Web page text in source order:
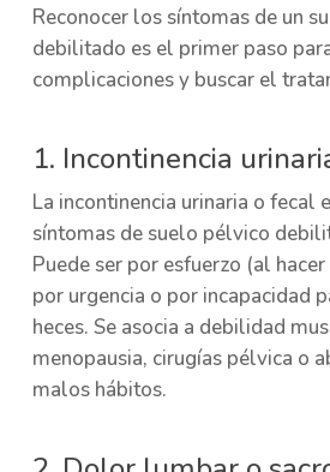
Reconocer los síntomas de un
debilitado es el primer paso
complicaciones y buscar el
1. Incontinencia
La incontinencia urinaria o fecal
síntomas de suelo pélvico
Puede ser por esfuerzo (al
por urgencia o por incapacidad
heces. Se asocia a debilidad
menopausia, cirugías pélvica o
malos hábitos.